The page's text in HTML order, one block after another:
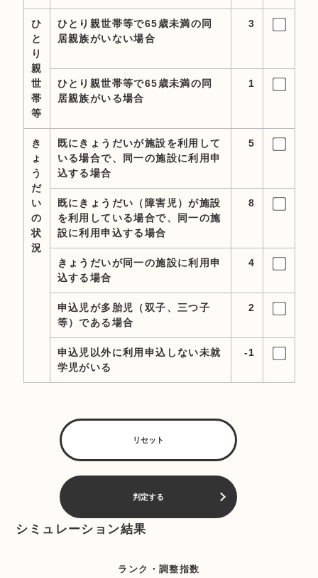
ひ
と
り
親
世
帯
等
ひとり親世帯等で65歳未満の同
居親族がいない場合
3
ひとり親世帯等で65歳未満の同
居親族がいる場合
1
き
ょ
う
だ
い
の
状
況
既にきょうだいが施設を利用して
いる場合で、同一の施設に利用申
込する場合
5
既にきょうだい（障害児）が施設
を利用している場合で、同一の施
設に利用申込する場合
8
きょうだいが同一の施設に利用申
込する場合
4
申込児が多胎児（双子、三つ子
等）である場合
2
申込児以外に利用申込しない未就
学児がいる
-1
リセット
判定する
シミュレーション結果
ランク・調整指数